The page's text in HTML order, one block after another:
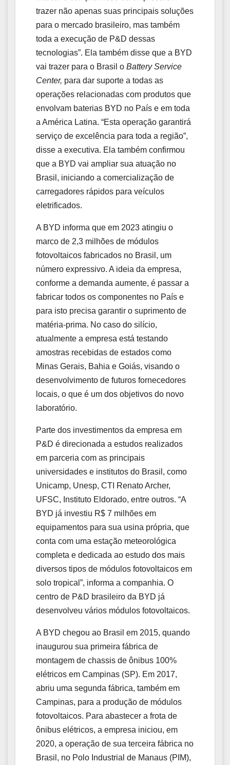
trazer não apenas suas principais soluções
para o mercado brasileiro, mas também
toda a execução de P&D dessas
tecnologias”. Ela também disse que a BYD
vai trazer para o Brasil o Battery Service
Center, para dar suporte a todas as
operações relacionadas com produtos que
envolvam baterias BYD no País e em toda
a América Latina. “Esta operação garantirá
serviço de excelência para toda a região”,
disse a executiva. Ela também confirmou
que a BYD vai ampliar sua atuação no
Brasil, iniciando a comercialização de
carregadores rápidos para veículos
eletrificados.
A BYD informa que em 2023 atingiu o
marco de 2,3 milhões de módulos
fotovoltaicos fabricados no Brasil, um
número expressivo. A ideia da empresa,
conforme a demanda aumente, é passar a
fabricar todos os componentes no País e
para isto precisa garantir o suprimento de
matéria-prima. No caso do silício,
atualmente a empresa está testando
amostras recebidas de estados como
Minas Gerais, Bahia e Goiás, visando o
desenvolvimento de futuros fornecedores
locais, o que é um dos objetivos do novo
laboratório.
Parte dos investimentos da empresa em
P&D é direcionada a estudos realizados
em parceria com as principais
universidades e institutos do Brasil, como
Unicamp, Unesp, CTI Renato Archer,
UFSC, Instituto Eldorado, entre outros. “A
BYD já investiu R$ 7 milhões em
equipamentos para sua usina própria, que
conta com uma estação meteorológica
completa e dedicada ao estudo dos mais
diversos tipos de módulos fotovoltaicos em
solo tropical”, informa a companhia. O
centro de P&D brasileiro da BYD já
desenvolveu vários módulos fotovoltaicos.
A BYD chegou ao Brasil em 2015, quando
inaugurou sua primeira fábrica de
montagem de chassis de ônibus 100%
elétricos em Campinas (SP). Em 2017,
abriu uma segunda fábrica, também em
Campinas, para a produção de módulos
fotovoltaicos. Para abastecer a frota de
ônibus elétricos, a empresa iniciou, em
2020, a operação de sua terceira fábrica no
Brasil, no Polo Industrial de Manaus (PIM),